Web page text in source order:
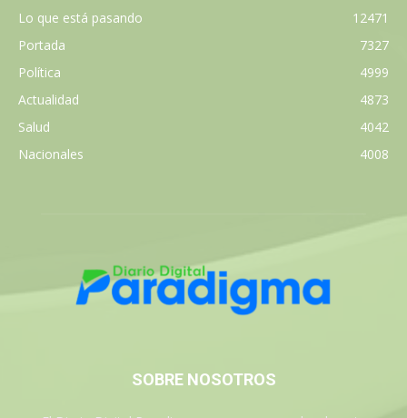
Lo que está pasando
12471
Portada
7327
Política
4999
Actualidad
4873
Salud
4042
Nacionales
4008
SOBRE NOSOTROS